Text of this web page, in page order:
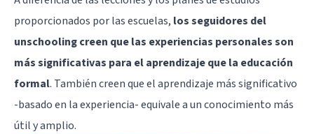
proporcionados por las escuelas, los seguidores del
unschooling creen que las experiencias personales son
más significativas para el aprendizaje que la educación
formal. También creen que el aprendizaje más significativo
-basado en la experiencia- equivale a un conocimiento más
útil y amplio.